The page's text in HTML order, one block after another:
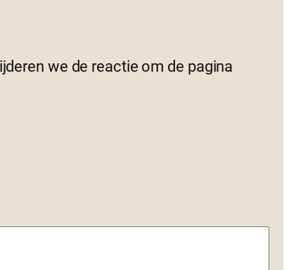
we de reactie om de pagina